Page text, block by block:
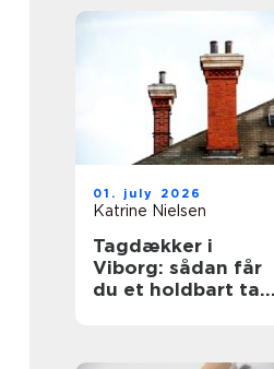
01. july 2026
Katrine Nielsen
Tagdækker i
Viborg: sådan får
du et holdbart tag